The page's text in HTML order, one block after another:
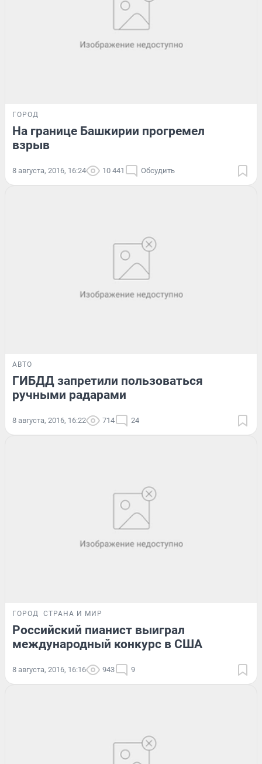
ГОРОД
На границе Башкирии прогремел
взрыв
8 августа, 2016, 16:24 10 441 Обсудить
АВТО
ГИБДД запретили пользоваться
ручными радарами
8 августа, 2016, 16:22 714 24
ГОРОД СТРАНА И МИР
Российский пианист выиграл
международный конкурс в США
8 августа, 2016, 16:16 943 9